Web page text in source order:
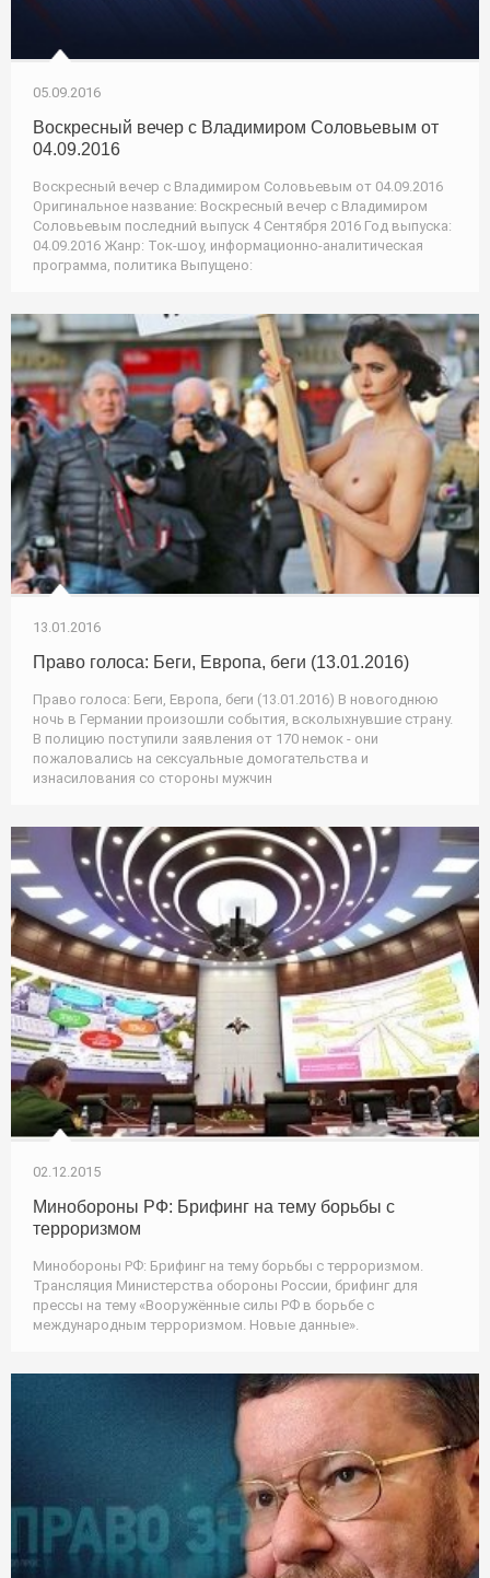
05.09.2016
Воскресный вечер с Владимиром Соловьевым от
04.09.2016
Воскресный вечер с Владимиром Соловьевым от 04.09.2016
Оригинальное название: Воскресный вечер с Владимиром
Соловьевым последний выпуск 4 Сентября 2016 Год выпуска:
04.09.2016 Жанр: Ток-шоу, информационно-аналитическая
программа, политика Выпущено:
13.01.2016
Право голоса: Беги, Европа, беги (13.01.2016)
Право голоса: Беги, Европа, беги (13.01.2016) В новогоднюю
ночь в Германии произошли события, всколыхнувшие страну.
В полицию поступили заявления от 170 немок - они
пожаловались на сексуальные домогательства и
изнасилования со стороны мужчин
02.12.2015
Минобороны РФ: Брифинг на тему борьбы с
терроризмом
Минобороны РФ: Брифинг на тему борьбы с терроризмом.
Трансляция Министерства обороны России, брифинг для
прессы на тему «Вооружённые силы РФ в борьбе с
международным терроризмом. Новые данные».